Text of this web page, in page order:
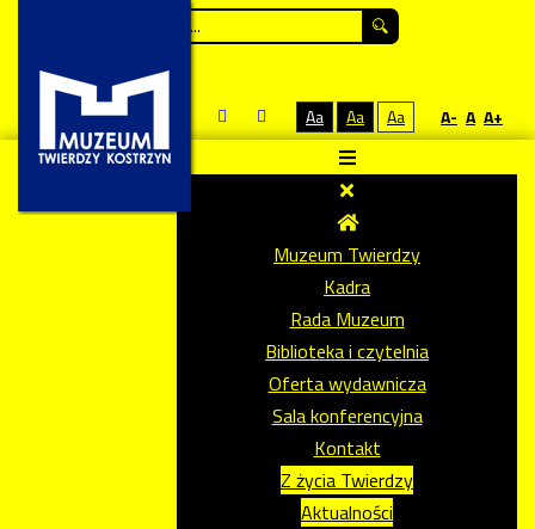
Aa Aa Aa A- A A+
Muzeum Twierdzy
Kadra
Rada Muzeum
Biblioteka i czytelnia
Oferta wydawnicza
Sala konferencyjna
Kontakt
Z życia Twierdzy
Aktualności